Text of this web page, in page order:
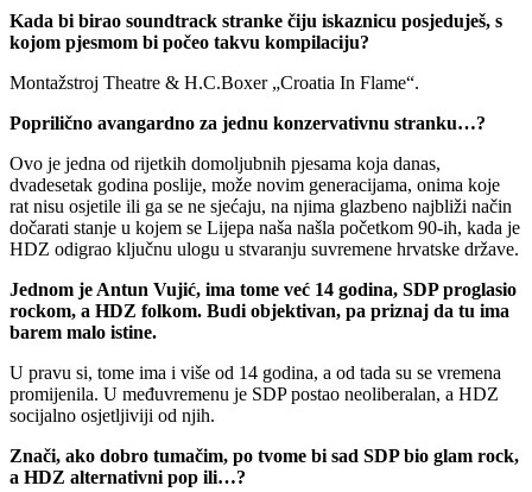
Kada bi birao soundtrack stranke čiju iskaznicu posjeduješ, s
kojom pjesmom bi počeo takvu kompilaciju?
Montažstroj Theatre & H.C.Boxer „Croatia In Flame“.
Poprilično avangardno za jednu konzervativnu stranku…?
Ovo je jedna od rijetkih domoljubnih pjesama koja danas,
dvadesetak godina poslije, može novim generacijama, onima koje
rat nisu osjetile ili ga se ne sjećaju, na njima glazbeno najbliži način
dočarati stanje u kojem se Lijepa naša našla početkom 90-ih, kada je
HDZ odigrao ključnu ulogu u stvaranju suvremene hrvatske države.
Jednom je Antun Vujić, ima tome već 14 godina, SDP proglasio
rockom, a HDZ folkom. Budi objektivan, pa priznaj da tu ima
barem malo istine.
U pravu si, tome ima i više od 14 godina, a od tada su se vremena
promijenila. U međuvremenu je SDP postao neoliberalan, a HDZ
socijalno osjetljiviji od njih.
Znači, ako dobro tumačim, po tvome bi sad SDP bio glam rock,
a HDZ alternativni pop ili…?